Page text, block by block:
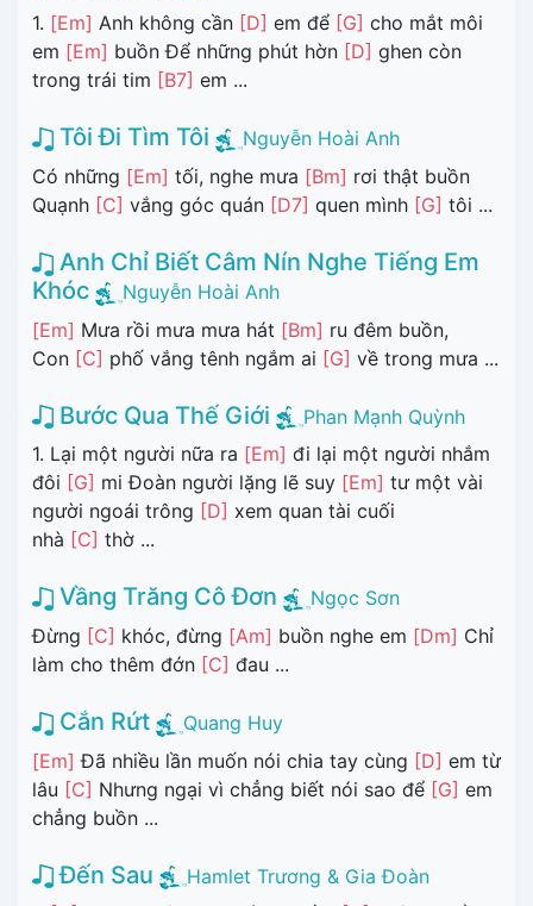
1. [Em] Anh không cần [D] em để [G] cho mắt môi
em [Em] buồn Để những phút hờn [D] ghen còn
trong trái tim [B7] em ...
Tôi Đi Tìm Tôi
Nguyễn Hoài Anh
Có những [Em] tối, nghe mưa [Bm] rơi thật buồn
Quạnh [C] vắng góc quán [D7] quen mình [G] tôi ...
Anh Chỉ Biết Câm Nín Nghe Tiếng Em
Khóc
Nguyễn Hoài Anh
[Em] Mưa rồi mưa mưa hát [Bm] ru đêm buồn,
Con [C] phố vắng tênh ngắm ai [G] về trong mưa ...
Bước Qua Thế Giới
Phan Mạnh Quỳnh
1. Lại một người nữa ra [Em] đi lại một người nhắm
đôi [G] mi Đoàn người lặng lẽ suy [Em] tư một vài
người ngoái trông [D] xem quan tài cuối
nhà [C] thờ ...
Vầng Trăng Cô Đơn
Ngọc Sơn
Đừng [C] khóc, đừng [Am] buồn nghe em [Dm] Chỉ
làm cho thêm đớn [C] đau ...
Cắn Rứt
Quang Huy
[Em] Đã nhiều lần muốn nói chia tay cùng [D] em từ
lâu [C] Nhưng ngại vì chẳng biết nói sao để [G] em
chẳng buồn ...
Đến Sau
Hamlet Trương & Gia Đoàn